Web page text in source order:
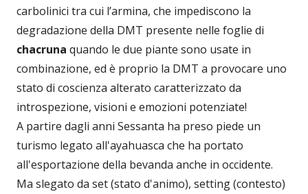
carbolinici tra cui l’armina, che impediscono la
degradazione della DMT presente nelle foglie di
chacruna quando le due piante sono usate in
combinazione, ed è proprio la DMT a provocare uno
stato di coscienza alterato caratterizzato da
introspezione, visioni e emozioni potenziate!
A partire dagli anni Sessanta ha preso piede un
turismo legato all'ayahuasca che ha portato
all'esportazione della bevanda anche in occidente.
Ma slegato da set (stato d'animo), setting (contesto)